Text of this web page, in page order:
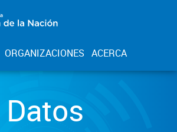
ORGANIZACIONES ACERCA
Datos